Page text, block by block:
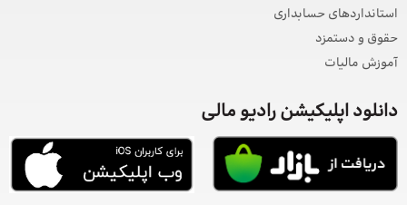
استانداردهای حسابداری
حقوق و دستمزد
آموزش مالیات
دانلود اپلیکیشن رادیو مالی